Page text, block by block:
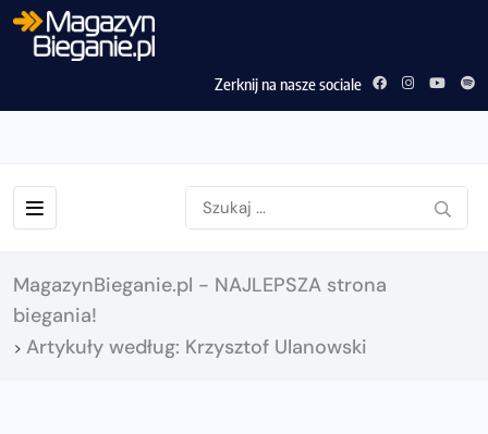
Zerknij na nasze sociale
MagazynBieganie.pl - NAJLEPSZA strona
biegania!
> Artykuły według: Krzysztof Ulanowski